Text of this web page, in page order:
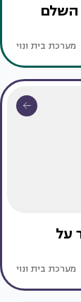
השלם
מערכת בית ונוי
על
מערכת בית ונוי